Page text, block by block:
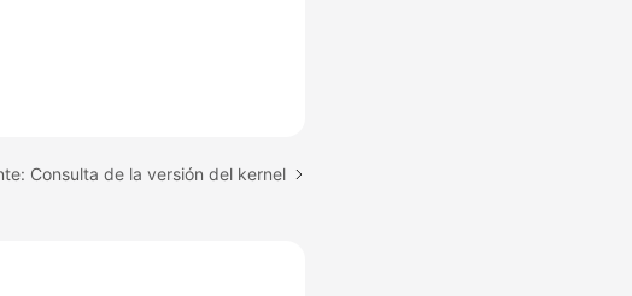
Consulta de la versión del kernel